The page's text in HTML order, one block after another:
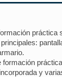
práctica
formación
y